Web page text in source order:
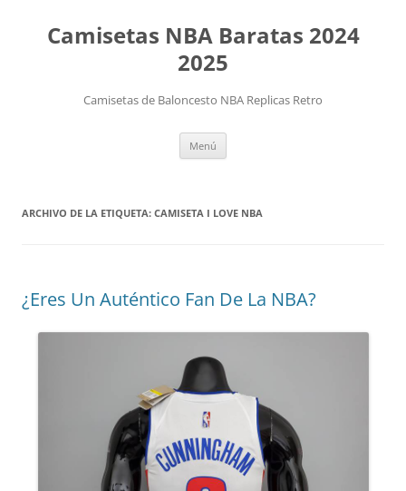
Camisetas NBA Baratas 2024
2025
Camisetas de Baloncesto NBA Replicas Retro
Menú
ARCHIVO DE LA ETIQUETA: CAMISETA I LOVE NBA
¿Eres Un Auténtico Fan De La NBA?